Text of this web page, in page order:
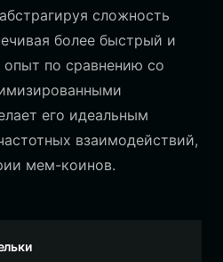
сложность
более быстрый и
опыт по сравнению со
его идеальным
взаимодействий,
мем-коинов.